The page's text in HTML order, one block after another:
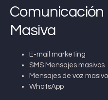
Comunicación
Masiva
E-mail marketing
SMS Mensajes masivos
Mensajes de voz
WhatsApp